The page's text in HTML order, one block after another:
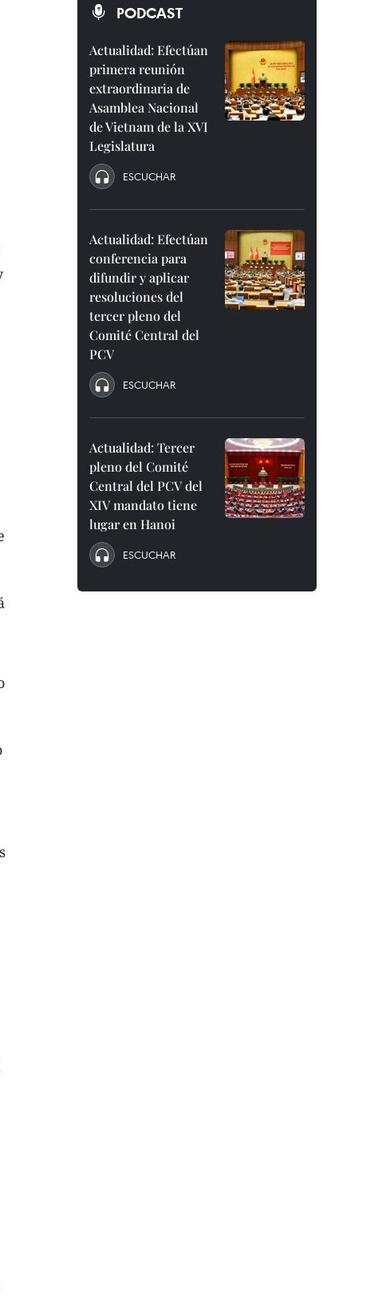
PODCAST
Actualidad: Efectúan
primera reunión
extraordinaria de
Asamblea Nacional
de Vietnam de la XVI
Legislatura
ESCUCHAR
Actualidad: Efectúan
conferencia para
difundir y aplicar
resoluciones del
tercer pleno del
Comité Central del
PCV
ESCUCHAR
Actualidad: Tercer
pleno del Comité
Central del PCV del
XIV mandato tiene
lugar en Hanoi
ESCUCHAR